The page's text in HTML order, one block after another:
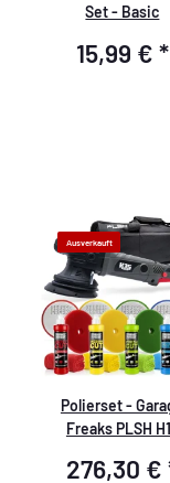
Set - Basic
15,99 € *
Ausverkauft
Polierset -
Freaks PLSH
Poliermaschine
276,30 €